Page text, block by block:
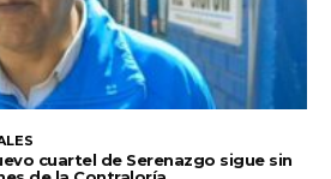
cuartel de Serenazgo sigue sin